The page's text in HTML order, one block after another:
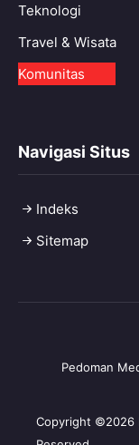
Teknologi
Travel & Wisata
Komunitas
Navigasi Situs
Indeks
Sitemap
Copyright ©2026
Pedoman